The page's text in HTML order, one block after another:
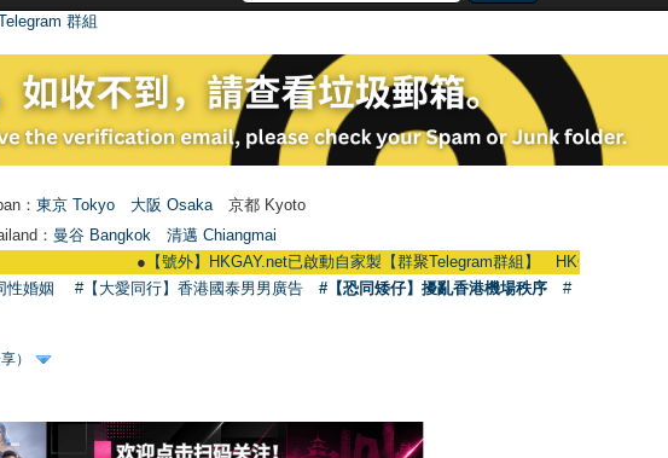
群組
： 東京 Tokyo 大阪 Osaka 京都 Kyoto
： 曼谷 Bangkok
清邁 Chiangmai
【號外】HKGAY.net已啟動自家製【群聚Telegram群組】 HKGAY.net has
性婚姻 #【大愛同行】香港國泰男男廣告 #【恐同矮仔】擾亂香港機場秩序
#
）